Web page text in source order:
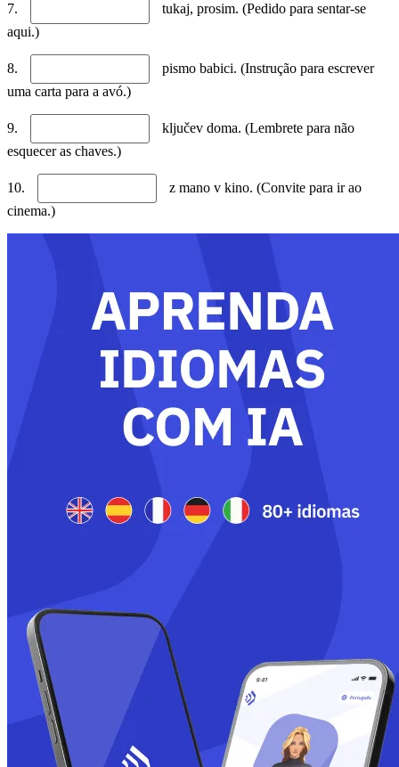
7.
tukaj, prosim. (Pedido para sentar-se
aqui.)
8.
pismo babici. (Instrução para escrever
uma carta para a avó.)
9.
ključev doma. (Lembrete para não
esquecer as chaves.)
10.
z mano v kino. (Convite para ir ao
cinema.)